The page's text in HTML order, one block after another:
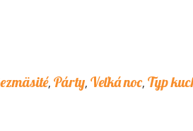
, Párty, Veľká noc, Typ